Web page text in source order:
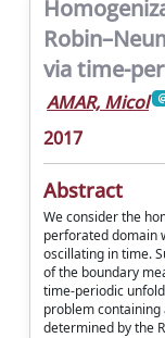
via time-
AMAR, Micol
2017
Abstract
We consider the
perforated domain
oscillating in time.
of the boundary
time-periodic
problem
determined by the